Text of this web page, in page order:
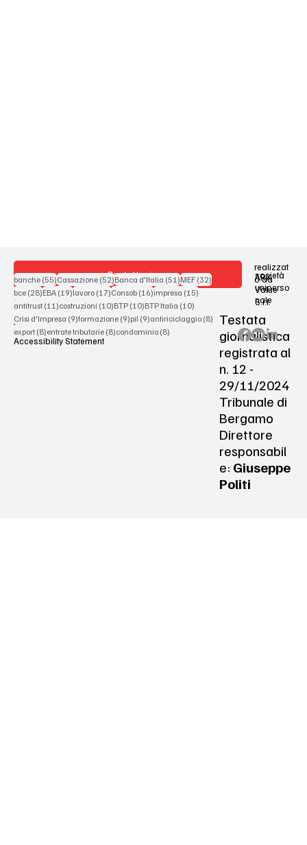
Contattaci
Terms & Conditions
Privacy Policy
Accessibility Statement
realizzat
o da
società
uniperso
nale
ARX
Value
S.r.l.
Testata
giornalistica
registrata al
n. 12 -
29/11/2024
Tribunale di
Bergamo
Direttore
responsabil
e: Giuseppe
Politi
banche (55)55 post
Cassazione (52)52 post
Banca d'Italia (51)51 post
MEF (32)32 post
bce (28)28 post
EBA (19)19 post
lavoro (17)17 post
Consob (16)16 post
impresa (15)15 post
antitrust (11)11 post
costruzioni (10)10 post
BTP (10)10 post
BTP Italia (10)10 post
Crisi d'Impresa (9)9 post
formazione (9)9 post
pil (9)9 post
antiriciclaggio (8)8 post
export (8)8 post
entrate tributarie (8)8 post
condominio (8)8 post